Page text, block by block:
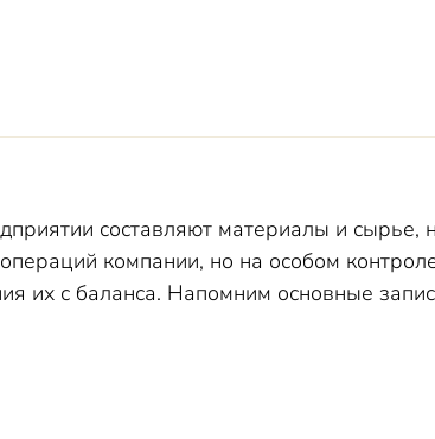
составляют материалы и сырье,
компании, но на особом
их с баланса. Напомним основные